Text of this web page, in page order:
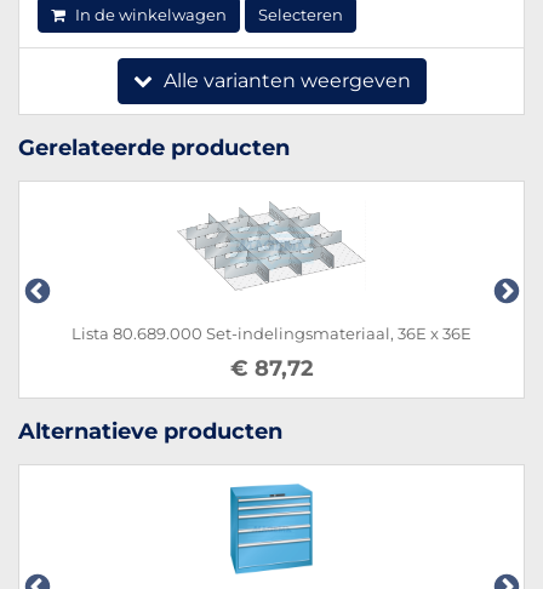
In de winkelwagen Selecteren
Alle varianten weergeven
Gerelateerde producten
Lista 80.689.000 Set-indelingsmateriaal, 36E x 36E
€ 87,72
Alternatieve producten